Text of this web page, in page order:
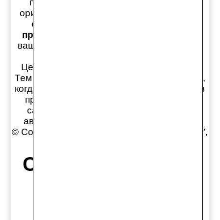
перевода по справочникам номеров
оригинальных и дубликатных запчастей,
обязательно консультируйтесь с
продавцами
вашего выбора ПРЕЖДЕ чем оплачивать
Цены на сайте обновляются раз в день.
Тем не менее, может возникнуть ситуация,
когда обновление актуальных цен товаров
происходит быстрее синхронизации с
сайтом, поэтому конечную стоимость
автозапчастей уточняйте у продавцов!
© Copyright магазин Автозапчастей "Старс",
Старс в соцсетях: